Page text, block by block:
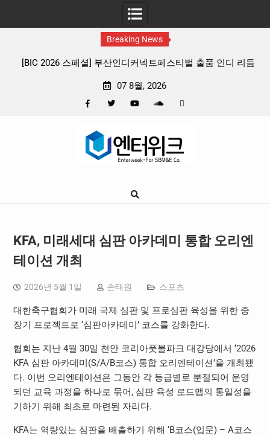
Breaking News
페셜] 부산인디커넥트페스티벌 출품 인디 리듬
판타지 케이팝
07 8월, 2026
Google
KFA, 미래세대 심판 아카데미 통합 오리엔
테이션 개최
2026년 5월 1일 손태원 스포츠
대한축구협회가 미래 국제 심판 및 프로심판 육성을 위한 중
장기 프로젝트로 ‘심판아카데미’ 코스를 강화한다.
협회는 지난 4월 30일 천안 코리아풋볼파크 대강당에서 ‘2026
KFA 심판 아카데미(S/A/B코스) 통합 오리엔테이션’을 개최됐
다. 이번 오리엔테이션은 그동안 각 등급별로 분절되어 운영
되던 교육 과정을 하나로 묶어, 심판 육성 로드맵의 통일성을
기하기 위해 최초로 마련된 자리다.
KFA는 역량있는 심판을 배출하기 위해 ‘B코스(입문) – A코스